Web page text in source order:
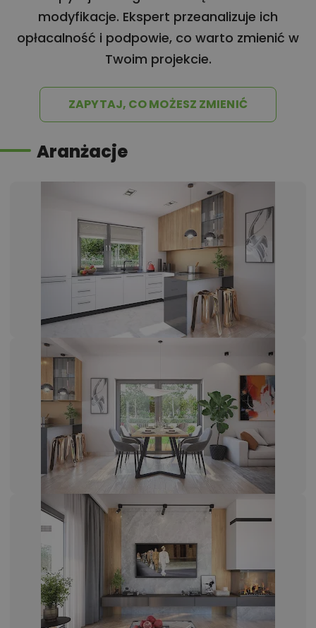
modyfikacje. Ekspert przeanalizuje ich
opłacalność i podpowie, co warto zmienić w
Twoim projekcie.
ZAPYTAJ, CO MOŻESZ ZMIENIĆ
Aranżacje